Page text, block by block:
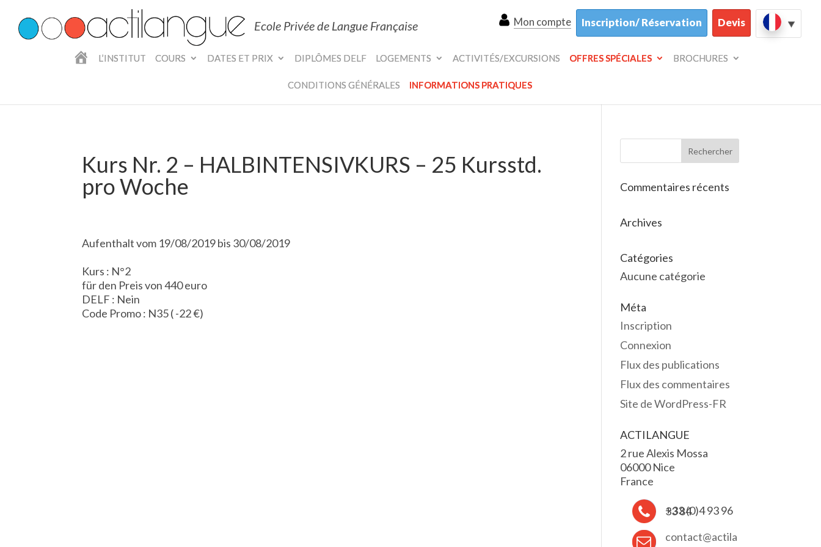
Ecole Privée de Langue Française Mon compte Inscription/ Réservation Devis
L
L’INSTITUT COURS DATES ET PRIX DIPLÔMES DELF LOGEMENTS ACTIVITÉS/EXCURSIONS OFFRES SPÉCIALES BROCHURES
CONDITIONS GÉNÉRALES INFORMATIONS PRATIQUES
Kurs Nr. 2 – HALBINTENSIVKURS – 25 Kursstd.
pro Woche
Aufenthalt vom 19/08/2019 bis 30/08/2019
Kurs : N°2
für den Preis von 440 euro
DELF : Nein
Code Promo : N35 ( -22 €)
Commentaires récents
Archives
Catégories
Aucune catégorie
Méta
Inscription
Connexion
Flux des publications
Flux des commentaires
Site de WordPress-FR
ACTILANGUE
2 rue Alexis Mossa
06000 Nice
France
+33 (0)4 93 96 33 84
contact@actila